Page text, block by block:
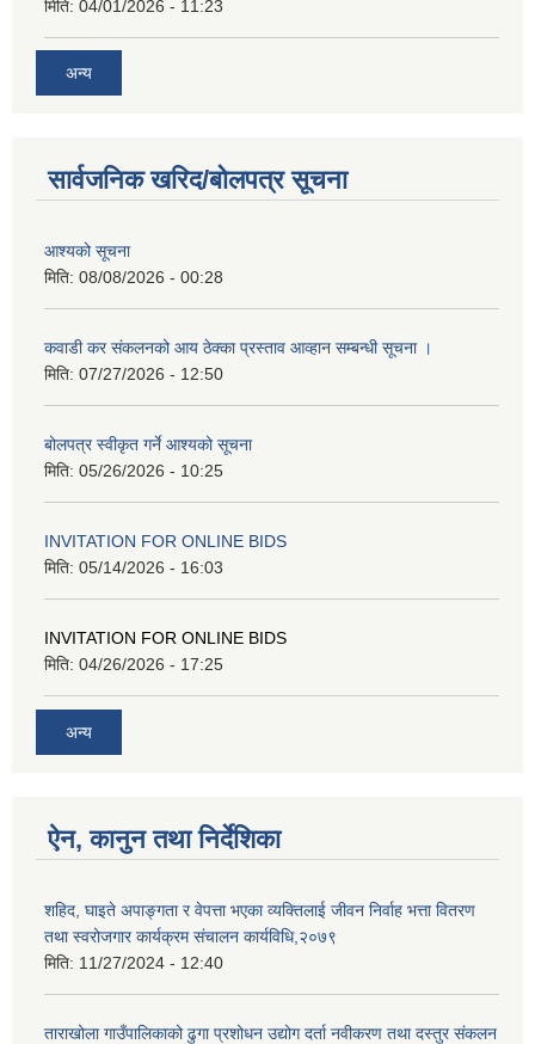
मिति: 04/01/2026 - 11:23
अन्य
सार्वजनिक खरिद/बोलपत्र सूचना
आश्यको सूचना
मिति: 08/08/2026 - 00:28
कवाडी कर संकलनको आय ठेक्का प्रस्ताव आव्हान सम्बन्धी सूचना ।
मिति: 07/27/2026 - 12:50
बोलपत्र स्वीकृत गर्ने आश्यको सूचना
मिति: 05/26/2026 - 10:25
INVITATION FOR ONLINE BIDS
मिति: 05/14/2026 - 16:03
INVITATION FOR ONLINE BIDS
मिति: 04/26/2026 - 17:25
अन्य
ऐन, कानुन तथा निर्देशिका
शहिद, घाइते अपाङ्गता र वेपत्ता भएका व्यक्तिलाई जीवन निर्वाह भत्ता वितरण
तथा स्वरोजगार कार्यक्रम संचालन कार्यविधि,२०७९
मिति: 11/27/2024 - 12:40
ताराखोला गाउँपालिकाको ढुगा प्रशोधन उद्योग दर्ता नवीकरण तथा दस्तुर संकलन